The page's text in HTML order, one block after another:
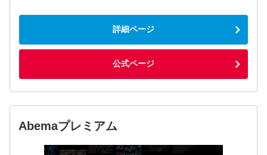
詳細ページ
公式ページ
Abemaプレミアム